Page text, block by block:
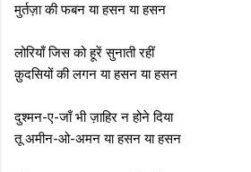
मुर्तज़ा की फबन या हसन या हसन
लोरियाँ जिस को हूरें सुनाती रहीं
क़ुदसियों की लगन या हसन या हसन
दुश्मन-ए-जाँ भी ज़ाहिर न होने दिया
तू अमीन-ओ-अमन या हसन या हसन